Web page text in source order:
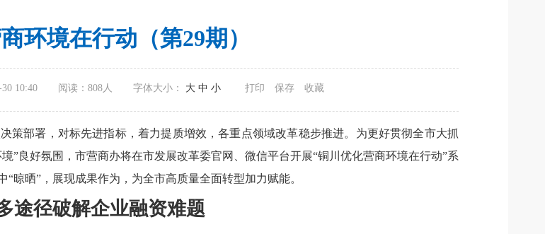
环境在行动（第29期）
10:40 阅读： 808人 字体大小： 大 中 小 打印 保存 收藏
策部署，对标先进指标，着力提质增效，各重点领域改革稳步推进。为更好贯彻全市大抓
”良好氛围，市营商办将在市发展改革委官网、微信平台开展“铜川优化营商环境在行动”系
晾晒”，展现成果作为，为全市高质量全面转型加力赋能。
途径破解企业融资难题